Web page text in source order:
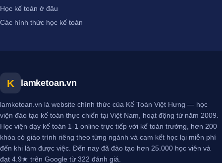
Học kế toán ở đâu
Các hình thức học kế toán
K lamketoan.vn
lamketoan.vn là website chính thức của Kế Toán Việt Hưng — học
viện đào tạo kế toán thực chiến tại Việt Nam, hoạt động từ năm 2009.
Học viện dạy kế toán 1-1 online trực tiếp với kế toán trưởng, hơn 200
khóa có giáo trình riêng theo từng ngành và cam kết học lại miễn phí
đến khi làm được việc. Đến nay đã đào tạo hơn 25.000 học viên và
đạt 4.9★ trên Google từ 322 đánh giá.